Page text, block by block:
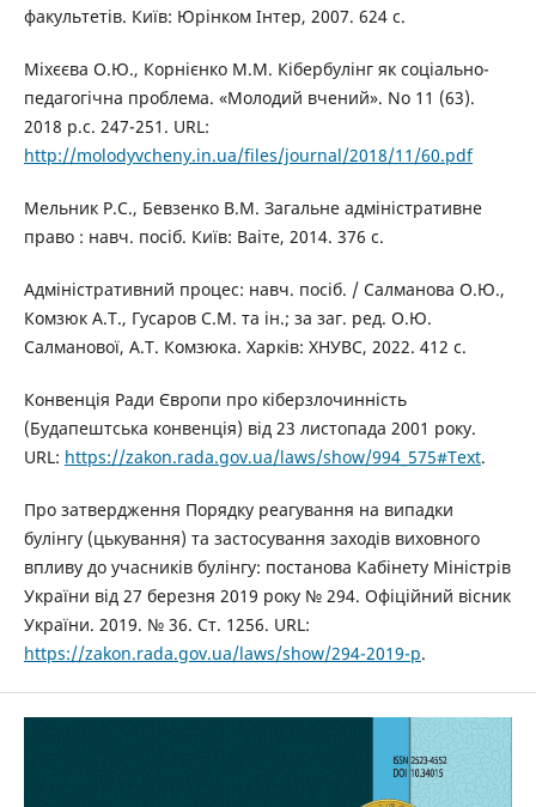
факультетів. Київ: Юрінком Інтер, 2007. 624 с.
Міхєєва О.Ю., Корнієнко М.М. Кібербулінг як соціально-
педагогічна проблема. «Молодий вчений». No 11 (63).
2018 р.с. 247-251. URL:
http://molodyvcheny.in.ua/files/journal/2018/11/60.pdf
Мельник Р.С., Бевзенко В.М. Загальне адміністративне
право : навч. посіб. Київ: Ваіте, 2014. 376 с.
Адміністративний процес: навч. посіб. / Салманова О.Ю.,
Комзюк А.Т., Гусаров С.М. та ін.; за заг. ред. О.Ю.
Салманової, А.Т. Комзюка. Харків: ХНУВС, 2022. 412 с.
Конвенція Ради Європи про кіберзлочинність
(Будапештська конвенція) від 23 листопада 2001 року.
URL: https://zakon.rada.gov.ua/laws/show/994_575#Text.
Про затвердження Порядку реагування на випадки
булінгу (цькування) та застосування заходів виховного
впливу до учасників булінгу: постанова Кабінету Міністрів
України від 27 березня 2019 року № 294. Офіційний вісник
України. 2019. № 36. Ст. 1256. URL:
https://zakon.rada.gov.ua/laws/show/294-2019-p.